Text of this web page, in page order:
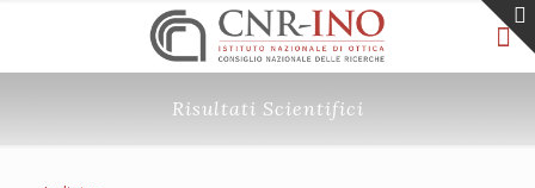
Risultati Scientifici